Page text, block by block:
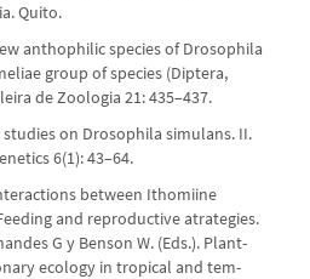
Quito.
anthophilic species of Drosophila
group of species (Diptera,
de Zoologia 21: 435–437.
on Drosophila simulans. II.
6(1): 43–64.
between Ithomiine
and reproductive atrategies.
G y Benson W. (Eds.). Plant-
ecology in tropical and tem-